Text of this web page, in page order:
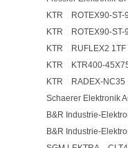
KTR ROTEX90-ST-
KTR ROTEX90-ST-
KTR RUFLEX2 1TF
KTR KTR400-
KTR RADEX-NC35
Schaerer Elektronik
B&R Industrie-
B&R Industrie-